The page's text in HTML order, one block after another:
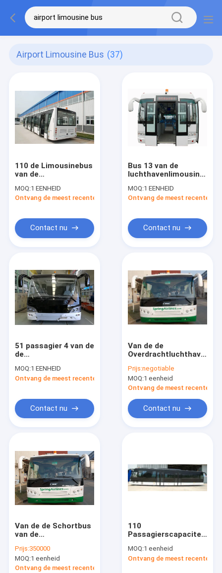
Airport Limousine Bus (37)
110 de Limousinebus
van de
4 de
Luchthavenbussen
Slagdieselmotor
MOQ:1 EENHEID
Ontvang de meest recente Prijs
Contact nu
Bus 13 van de
luchthavenlimousine
Airconditioning van
THERMOKING S30
MOQ:1 EENHEID
Ontvang de meest recente
Contact nu
51 passagier 4 van de
de
van de
Slagdieselmotor Bus
MOQ:1 EENHEID
Ontvang de meest recente Prijs
Contact nu
Van de de
Overdrachtluchthaven
Deurdieselmotor de
Schortbus
Prijs:negotiable
MOQ:1 eenheid
Ontvang de meest recente
Contact nu
Van de de Schortbus
van de
van het het
Aluminiumlichaam
Volledig
Prijs:350000
MOQ:1 eenheid
Ontvang de meest recente Prijs
110
Passagierscapaciteit
Zetelsbus voor
Luchthaven
MOQ:1 eenheid
Ontvang de meest recente